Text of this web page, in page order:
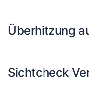
Überhitzung
Sichtcheck